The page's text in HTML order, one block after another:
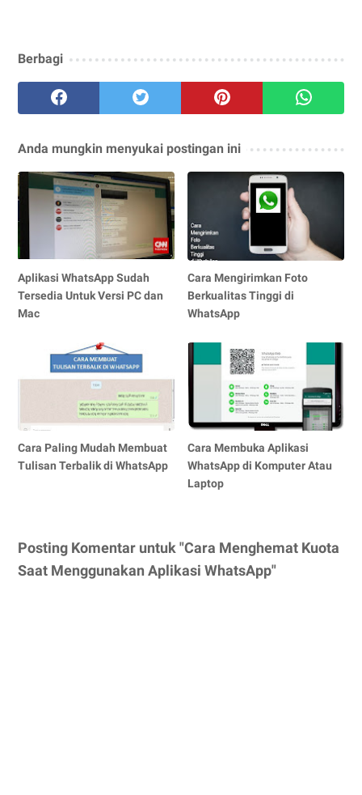
Berbagi
Anda mungkin menyukai postingan ini
Aplikasi WhatsApp Sudah
Tersedia Untuk Versi PC dan
Mac
Cara Mengirimkan Foto
Berkualitas Tinggi di
WhatsApp
Cara Paling Mudah Membuat
Tulisan Terbalik di WhatsApp
Cara Membuka Aplikasi
WhatsApp di Komputer Atau
Laptop
Posting Komentar untuk "Cara Menghemat Kuota
Saat Menggunakan Aplikasi WhatsApp"